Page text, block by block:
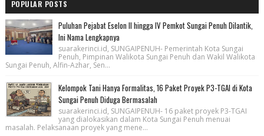
POPULAR POSTS
Puluhan Pejabat Eselon II hingga IV Pemkot Sungai Penuh Dilantik,
Ini Nama Lengkapnya
suarakerinci.id, SUNGAIPENUH- Pemerintah Kota Sungai
Penuh, Pimpinan Walikota Sungai Penuh dan Wakil Walikota
Sungai Penuh, Alfin-Azhar, Sen...
Kelompok Tani Hanya Formalitas, 16 Paket Proyek P3-TGAI di Kota
Sungai Penuh Diduga Bermasalah
suarakerinci.id, SUNGAIPENUH- 16 paket proyek P3-TGAI
yang dialokasikan dalam Kota Sungai Penuh menuai
masalah. Pelaksanaan proyek yang mene...